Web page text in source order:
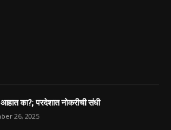
आहात का?; परदेशात नोकरीची संधी
26, 2025